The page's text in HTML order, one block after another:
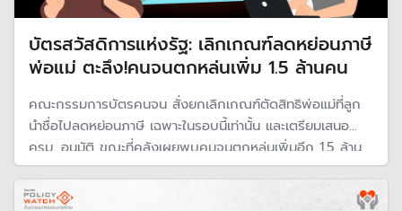
บัตรสวัสดิการแห่งรัฐ: เลิกเกณฑ์ลดหย่อนภาษี
พ่อแม่ ตะลึง!คนจนตกหล่นเพิ่ม 1.5 ล้านคน
คณะกรรมการบัตรคนจน สั่งยกเลิกเกณฑ์ตัดสิทธิพ่อแม่ที่ลูก
นำชื่อไปลดหย่อนภาษี เฉพาะในรอบนี้เท่านั้น และเตรียมเสนอ
ครม. อนุมัติ ขณะที่คลังเผยพบคนจนตกหล่นเพิ่มอีก 1.5 ล้าน
ราย รวมเป็น 2.2 ล้านราย เร่งคัดกรองคุณสมบัติเข้าโครงการ